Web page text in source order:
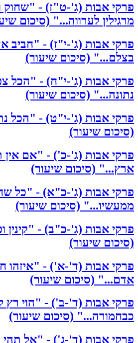
פרקי אבות (ג'-ט"ז) - "שחוק
מרגילין לערווה..." (סיכום
פרקי אבות (ג'-י"ז) - "חביב
בצלם..." (סיכום שיעור)
פרקי אבות (ג'-י"ח) - "הכל
נתונה..." (סיכום שיעור)
פרקי אבות (ג'-י"ט) - "הכל
(סיכום שיעור)
פרקי אבות (ג'-כ') - "אם אין
ארץ..." (סיכום שיעור)
פרקי אבות (ג'-כ"א) - "כל
ממעשיו..." (סיכום שיעור)
פרקי אבות (ג'-כ"ב) - "קינין
(סיכום שיעור)
פרקי אבות (ד'-א') - "איזהו
אדם..." (סיכום שיעור)
פרקי אבות (ד'-ב') - "הוי רץ
כבחמורה..." (סיכום שיעור)
פרקי אבות (ד'-ג') - "אל